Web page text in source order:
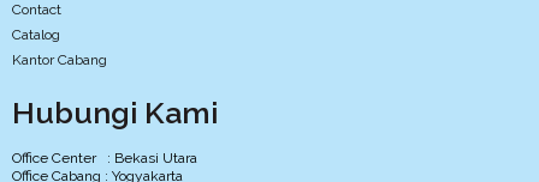
Contact
Catalog
Kantor Cabang
Hubungi Kami
Office Center : Bekasi Utara
Office Cabang : Yogyakarta